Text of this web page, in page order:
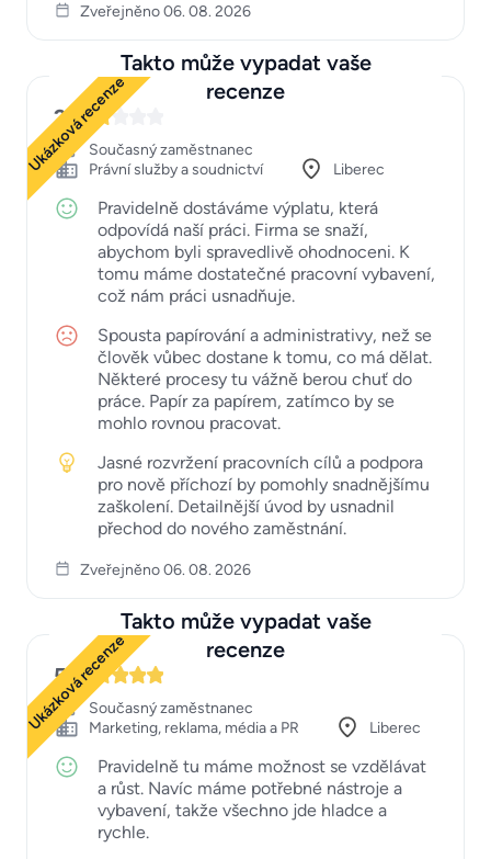
Zveřejněno 06. 08. 2026
Takto může vypadat vaše
recenze
Ukázková recenze
2
Současný zaměstnanec
Právní služby a soudnictví
Liberec
Pravidelně dostáváme výplatu, která
odpovídá naší práci. Firma se snaží,
abychom byli spravedlivě ohodnoceni. K
tomu máme dostatečné pracovní vybavení,
což nám práci usnadňuje.
Spousta papírování a administrativy, než se
člověk vůbec dostane k tomu, co má dělat.
Některé procesy tu vážně berou chuť do
práce. Papír za papírem, zatímco by se
mohlo rovnou pracovat.
Jasné rozvržení pracovních cílů a podpora
pro nově příchozí by pomohly snadnějšímu
zaškolení. Detailnější úvod by usnadnil
přechod do nového zaměstnání.
Zveřejněno 06. 08. 2026
Takto může vypadat vaše
recenze
Ukázková recenze
5
Současný zaměstnanec
Marketing, reklama, média a PR
Liberec
Pravidelně tu máme možnost se vzdělávat
a růst. Navíc máme potřebné nástroje a
vybavení, takže všechno jde hladce a
rychle.